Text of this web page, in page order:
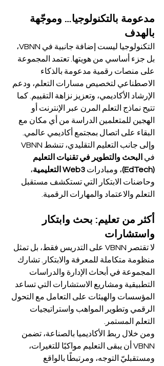
مدعومة بالتكنولوجيا… وموجّهة
بالهدف
التكنولوجيا ليست إضافة جانبية في VBNN،
بل جزء أساسي من هويتها. تعتمد المجموعة
على منصات رقمية مدعومة بالذكاء
الاصطناعي لتخصيص مسارات التعلم، ودعم
الإرشاد الأكاديمي، وتعزيز نزاهة التقييم. كما
تتيح نماذج التعلم المرن عبر الإنترنت أو
الهجين للمتعلمين الدراسة من أي مكان مع
البقاء على اتصال بمجتمع أكاديمي عالمي.
في البحث والتطوير في تقنيات التعليم
(EdTech)
، ومبادرات Web3 التعليمية
،
وحاضنات الابتكار التي تستكشف مستقبل
التعلم والاعتماد والمهارات الرقمية.
أكثر من تعليم: بحث وابتكار
واستشارات
لا تقتصر VBNN على التدريس فقط، بل تمثل
منظومة متكاملة للمعرفة والابتكار. تشارك
المجموعة في أبحاث الإدارة والدراسات
التطبيقية ومشاريع الاستشارات التي تساعد
المؤسسات والهيئات على التعامل مع التحول
الرقمي وتطوير المواهب واستراتيجيات
التعلم المستمر.
ومن خلال ربط الأكاديميا بالصناعة، تضمن
VBNN أن يبقى التعليم مواكبًا للتغيرات،
ومستقبليّ التوجه، ومرتبطًا بالواقع